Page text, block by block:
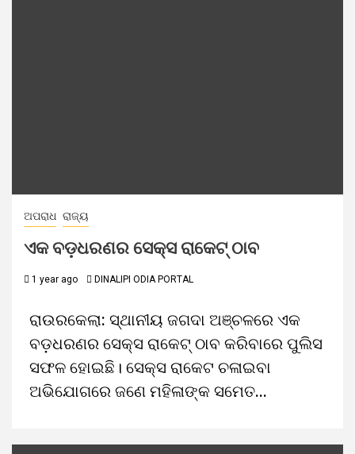
ଅପରାଧ ରାଜ୍ୟ
ଏକ ବଡ଼ଧରଣର ସେକ୍ସ ରାକେଟ୍ ଠାବ
1 year ago DINALIPI ODIA PORTAL
ରାଉରକେଲା: ସ୍ଥାନୀୟ ଜଗଦା ଅଞ୍ଚଳରେ ଏକ
ବଡ଼ଧରଣର ସେକ୍ସ ରାକେଟ୍ ଠାବ କରିବାରେ ପୁଲିସ
ସଫଳ ହୋଇଛି। ସେକ୍ସ ରାକେଟ ଚଳାଇବା
ଅଭିଯୋଗରେ ଜଣେ ମହିଳାଙ୍କ ସମେତ...